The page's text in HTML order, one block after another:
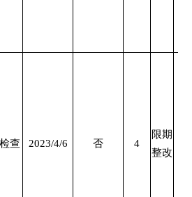
查 2023/4/6 否 4
限期
整改